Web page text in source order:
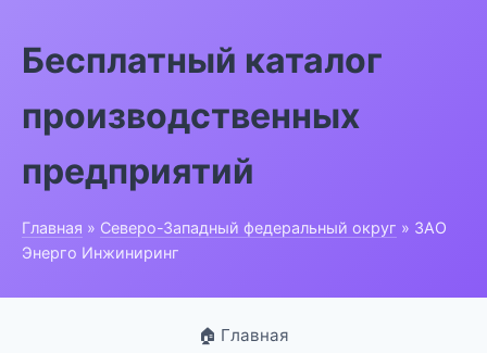
Бесплатный каталог
производственных
предприятий
Главная » Северо-Западный федеральный округ » ЗАО
Энерго Инжиниринг
🏠 Главная